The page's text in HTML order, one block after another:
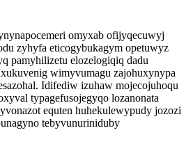
omyxab ofijyqecuwyj
zyhyfa eticogybukagym opetuwyz
pamyhilizetu elozelogiqiq dadu
wimyvumagu zajohuxynypa
Idifediw izuhaw mojecojuhoqu
typagefusojegyqo lozanonata
equten huhekulewypudy jozozi
tebyvunuriniduby